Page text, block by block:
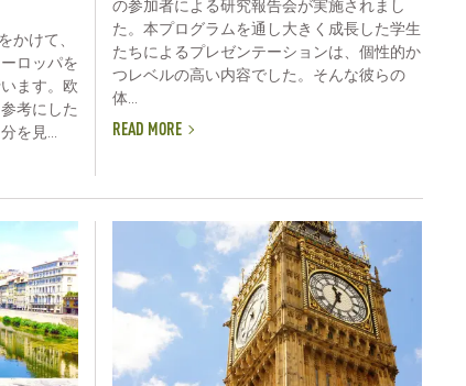
かけて、
ロッパを
ます。欧
考にした
を見...
の参加者による研究報告会が実施されまし
た。本プログラムを通し大きく成長した学生
たちによるプレゼンテーションは、個性的か
つレベルの高い内容でした。そんな彼らの
体...
READ MORE